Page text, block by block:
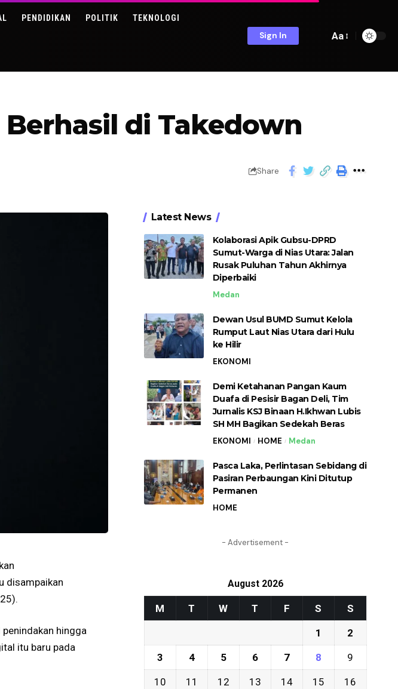
PENDIDIKAN POLITIK TEKNOLOGI
Sign In Aa
di Takedown
Share
disampaikan
hingga
itu baru pada
Latest News
Kolaborasi Apik Gubsu-DPRD
Sumut-Warga di Nias Utara: Jalan
Rusak Puluhan Tahun Akhirnya
Diperbaiki
Medan
Dewan Usul BUMD Sumut Kelola
Rumput Laut Nias Utara dari Hulu
ke Hilir
EKONOMI
Demi Ketahanan Pangan Kaum
Duafa di Pesisir Bagan Deli, Tim
Jurnalis KSJ Binaan H.Ikhwan Lubis
SH MH Bagikan Sedekah Beras
EKONOMI HOME Medan
Pasca Laka, Perlintasan Sebidang di
Pasiran Perbaungan Kini Ditutup
Permanen
HOME
- Advertisement -
August 2026
M T W T F S S
1 2
3 4 5 6 7 8 9
10 11 12 13 14 15 16